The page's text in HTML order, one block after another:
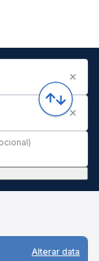
Alterar data